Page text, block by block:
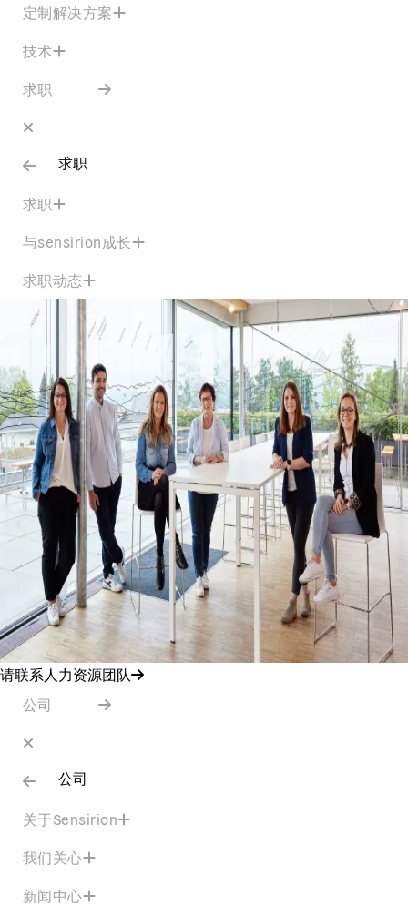
定制解决方案
技术
求职
求职
求职
与sensirion成长
求职动态
请联系人力资源团队
公司
公司
关于Sensirion
我们关心
新闻中心